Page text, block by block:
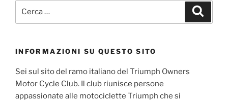
INFORMAZIONI SU QUESTO SITO
Sei sul sito del ramo italiano del Triumph Owners
Motor Cycle Club. Il club riunisce persone
appassionate alle motociclette Triumph che si